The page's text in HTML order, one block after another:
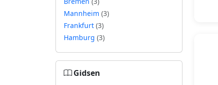
Mannheim (3)
Frankfurt (3)
Hamburg (3)
Gidsen